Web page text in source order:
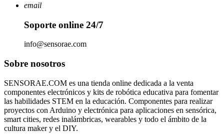
email
Soporte online 24/7
info@sensorae.com
Sobre nosotros
SENSORAE.COM es una tienda online dedicada a la venta
componentes electrónicos y kits de robótica educativa para fomentar
las habilidades STEM en la educación. Componentes para realizar
proyectos con Arduino y electrónica para aplicaciones en sensórica,
smart cities, redes inalámbricas, wearables y todo el ámbito de la
cultura maker y el DIY.